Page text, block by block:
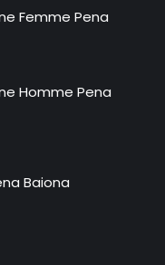
Femme Pena
Homme Pena
Baiona